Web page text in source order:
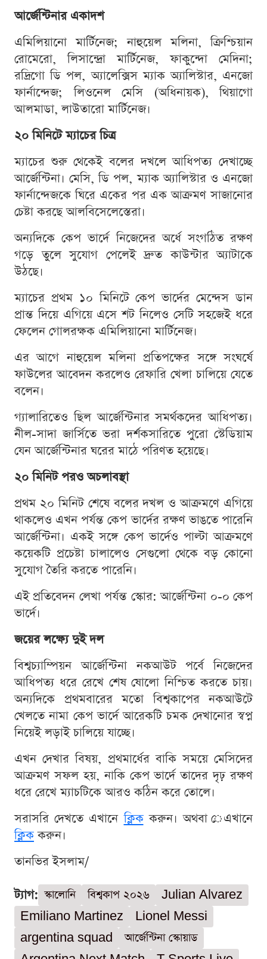
আর্জেন্টিনার একাদশ
এমিলিয়ানো মার্টিনেজ; নাহুয়েল মলিনা, ক্রিশ্চিয়ান
রোমেরো, লিসান্দ্রো মার্টিনেজ, ফাকুন্দো মেদিনা;
রদ্রিগো ডি পল, অ্যালেক্সিস ম্যাক অ্যালিস্টার, এনজো
ফার্নান্দেজ; লিওনেল মেসি (অধিনায়ক), থিয়াগো
আলমাডা, লাউতারো মার্টিনেজ।
২০ মিনিটে ম্যাচের চিত্র
ম্যাচের শুরু থেকেই বলের দখলে আধিপত্য দেখাচ্ছে
আর্জেন্টিনা। মেসি, ডি পল, ম্যাক অ্যালিস্টার ও এনজো
ফার্নান্দেজকে ঘিরে একের পর এক আক্রমণ সাজানোর
চেষ্টা করছে আলবিসেলেস্তেরা।
অন্যদিকে কেপ ভার্দে নিজেদের অর্ধে সংগঠিত রক্ষণ
গড়ে তুলে সুযোগ পেলেই দ্রুত কাউন্টার অ্যাটাকে
উঠছে।
ম্যাচের প্রথম ১০ মিনিটে কেপ ভার্দের মেন্দেস ডান
প্রান্ত দিয়ে এগিয়ে এসে শট নিলেও সেটি সহজেই ধরে
ফেলেন গোলরক্ষক এমিলিয়ানো মার্টিনেজ।
এর আগে নাহুয়েল মলিনা প্রতিপক্ষের সঙ্গে সংঘর্ষে
ফাউলের আবেদন করলেও রেফারি খেলা চালিয়ে যেতে
বলেন।
গ্যালারিতেও ছিল আর্জেন্টিনার সমর্থকদের আধিপত্য।
নীল-সাদা জার্সিতে ভরা দর্শকসারিতে পুরো স্টেডিয়াম
যেন আর্জেন্টিনার ঘরের মাঠে পরিণত হয়েছে।
২০ মিনিট পরও অচলাবস্থা
প্রথম ২০ মিনিট শেষে বলের দখল ও আক্রমণে এগিয়ে
থাকলেও এখন পর্যন্ত কেপ ভার্দের রক্ষণ ভাঙতে পারেনি
আর্জেন্টিনা। একই সঙ্গে কেপ ভার্দেও পাল্টা আক্রমণে
কয়েকটি প্রচেষ্টা চালালেও সেগুলো থেকে বড় কোনো
সুযোগ তৈরি করতে পারেনি।
এই প্রতিবেদন লেখা পর্যন্ত স্কোর: আর্জেন্টিনা ০-০ কেপ
ভার্দে।
জয়ের লক্ষ্যে দুই দল
বিশ্বচ্যাম্পিয়ন আর্জেন্টিনা নকআউট পর্বে নিজেদের
আধিপত্য ধরে রেখে শেষ ষোলো নিশ্চিত করতে চায়।
অন্যদিকে প্রথমবারের মতো বিশ্বকাপের নকআউটে
খেলতে নামা কেপ ভার্দে আরেকটি চমক দেখানোর স্বপ্ন
নিয়েই লড়াই চালিয়ে যাচ্ছে।
এখন দেখার বিষয়, প্রথমার্ধের বাকি সময়ে মেসিদের
আক্রমণ সফল হয়, নাকি কেপ ভার্দে তাদের দৃঢ় রক্ষণ
ধরে রেখে ম্যাচটিকে আরও কঠিন করে তোলে।
সরাসরি দেখতে এখানেক্লিককরুন। অথবা েএখানে
ক্লিককরুন।
তানভির ইসলাম/
ট্যাগ: স্কালোনি বিশ্বকাপ ২০২৬
Julian Alvarez
Emiliano Martinez
Lionel Messi
argentina squad
আর্জেন্টিনা স্কোয়াড